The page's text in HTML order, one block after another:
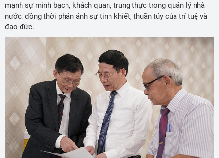
mạnh sự minh bạch, khách quan, trung thực trong quản lý nhà
nước, đồng thời phản ánh sự tinh khiết, thuần túy của trí tuệ và
đạo đức.